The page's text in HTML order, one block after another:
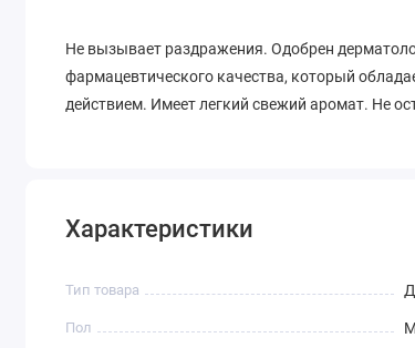
Не вызывает раздражения. Одобрен
фармацевтического качества, который
действием. Имеет легкий свежий аромат. Не
Характеристики
Тип товара
Пол